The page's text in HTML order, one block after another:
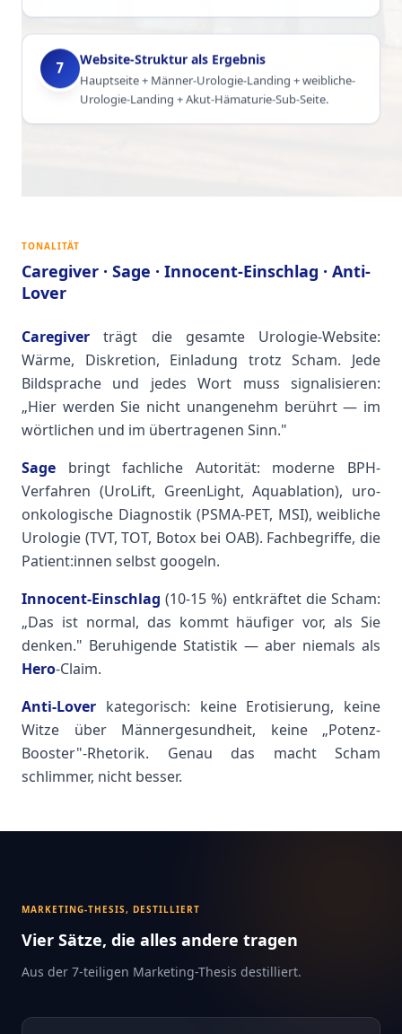
7
Website-Struktur als Ergebnis
Hauptseite + Männer-Urologie-Landing + weibliche-
Urologie-Landing + Akut-Hämaturie-Sub-Seite.
TONALITÄT
Caregiver · Sage · Innocent-Einschlag · Anti-
Lover
Caregiver trägt die gesamte Urologie-Website:
Wärme, Diskretion, Einladung trotz Scham. Jede
Bildsprache und jedes Wort muss signalisieren:
„Hier werden Sie nicht unangenehm berührt — im
wörtlichen und im übertragenen Sinn."
Sage bringt fachliche Autorität: moderne BPH-
Verfahren (UroLift, GreenLight, Aquablation), uro-
onkologische Diagnostik (PSMA-PET, MSI), weibliche
Urologie (TVT, TOT, Botox bei OAB). Fachbegriffe, die
Patient:innen selbst googeln.
Innocent-Einschlag (10-15 %) entkräftet die Scham:
„Das ist normal, das kommt häufiger vor, als Sie
denken." Beruhigende Statistik — aber niemals als
Hero-Claim.
Anti-Lover kategorisch: keine Erotisierung, keine
Witze über Männergesundheit, keine „Potenz-
Booster"-Rhetorik. Genau das macht Scham
schlimmer, nicht besser.
MARKETING-THESIS, DESTILLIERT
Vier Sätze, die alles andere tragen
Aus der 7-teiligen Marketing-Thesis destilliert.